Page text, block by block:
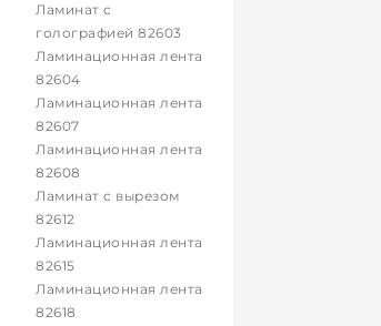
Ламинат с
голографией 82603
Ламинационная лента
82604
Ламинационная лента
82607
Ламинационная лента
82608
Ламинат с вырезом
82612
Ламинационная лента
82615
Ламинационная лента
82618